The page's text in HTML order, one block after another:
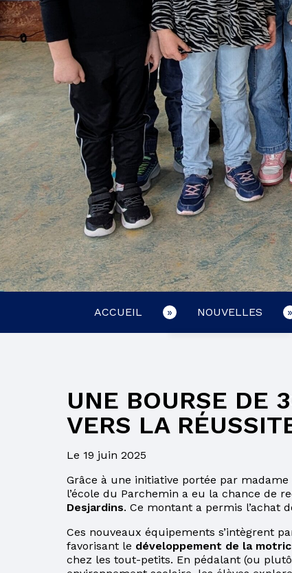
ACCUEIL NOUVELLES
LIRE AVEC SON
ENFANT
APPRENTISSAGES
BULLETIN ET
RELEVÉ DES
APPRENTISSAGES
CLIC ÉCOLE
UNE BOURSE DE
VERS LA
Le 19 juin 2025
Grâce à une initiative portée par madame
l’école du Parchemin a eu la chance de
Desjardins. Ce montant a permis l’achat
Ces nouveaux équipements s’intègrent
favorisant le développement de la
chez les tout-petits. En pédalant (ou